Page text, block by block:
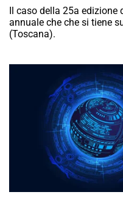
Il caso della 25a edizione
annuale che che si tiene
(Toscana).